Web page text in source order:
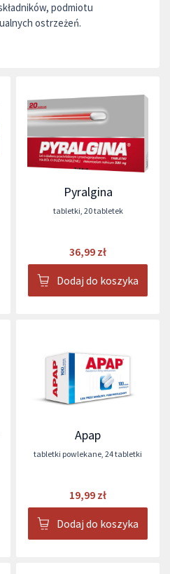
podmiotu
ostrzeżeń.
Pyralgina
tabletki 20 tabletek
36,99 zł
Dodaj do koszyka
Apap
tabletki powlekane 24 tabletki
19,99 zł
Dodaj do koszyka